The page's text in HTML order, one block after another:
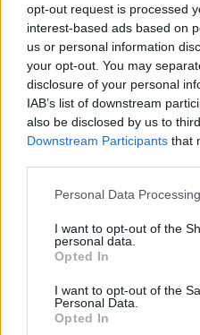
opt-out request is processed
interest-based ads based on
us or personal information
your opt-out. You may
disclosure of your personal
IAB’s list of downstream
also be disclosed by us to
Downstream Participants that
Personal Data
I want to opt-out of the
personal data.
Opted In
I want to opt-out of the
Personal Data.
Opted In
A hírügynökség havonta
napokban begyűjtött
összesítést. Ebből az
1 éves távra jósolt 395,5-ös
az időközben bekövetkezett
Budapest Economic Forum
kilátásairól részletesen szó
KEDVES OLVASÓNK!
A keresett cikk a
tartozik, melynek
Az előfizetés a
Portfolio.hu teljes